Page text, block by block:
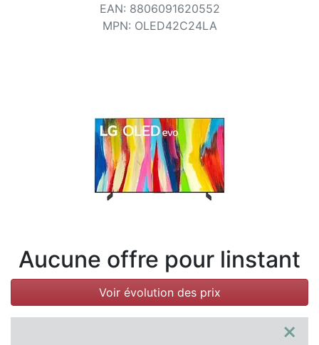
Soutenez-nous
EAN: 8806091620552
MPN: OLED42C24LA
Aucune offre pour linstant
Voir évolution des prix
×